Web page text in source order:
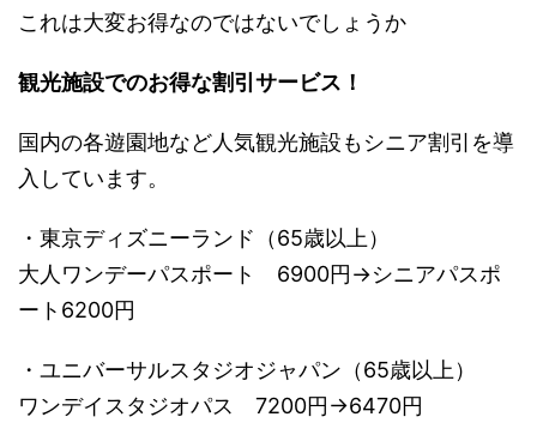
これは大変お得なのではないでしょうか
観光施設でのお得な割引サービス！
国内の各遊園地など人気観光施設もシニア割引を導
入しています。
・東京ディズニーランド（65歳以上）
大人ワンデーパスポート 6900円→シニアパスポ
ート6200円
・ユニバーサルスタジオジャパン（65歳以上）
ワンデイスタジオパス 7200円→6470円